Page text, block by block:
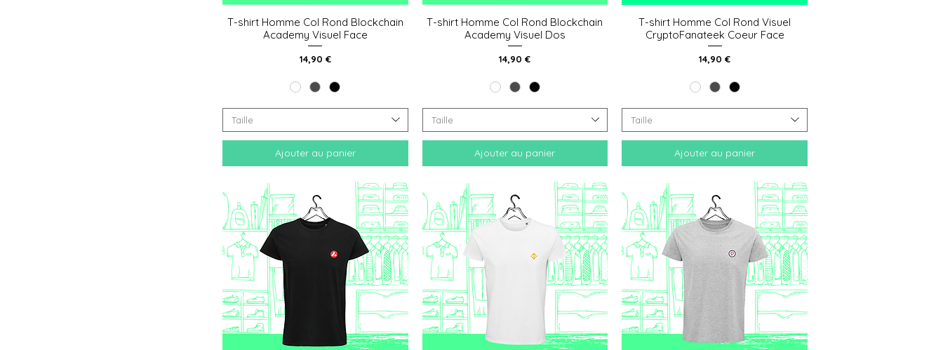
Aperçu rapide
T-shirt Homme Col Rond Blockchain
Academy Visuel Face
Prix
14,90 €
Taille
Ajouter au panier
Aperçu rapide
T-shirt Homme Col Rond Blockchain
Academy Visuel Dos
Prix
14,90 €
Taille
Ajouter au panier
Aperçu rapide
T-shirt Homme Col Rond Visuel
CryptoFanateek Coeur Face
Prix
14,90 €
Taille
Ajouter au panier